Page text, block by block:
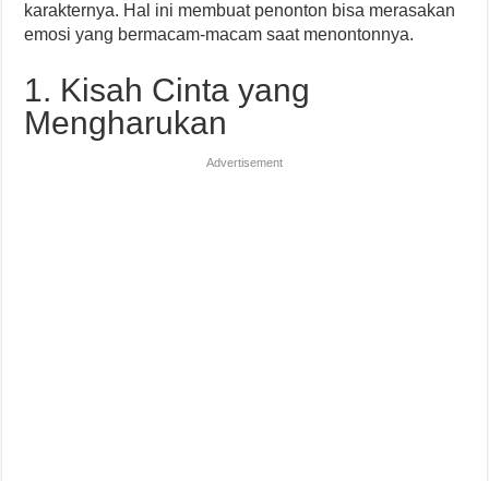
karakternya. Hal ini membuat penonton bisa merasakan
emosi yang bermacam-macam saat menontonnya.
1. Kisah Cinta yang
Mengharukan
Advertisement